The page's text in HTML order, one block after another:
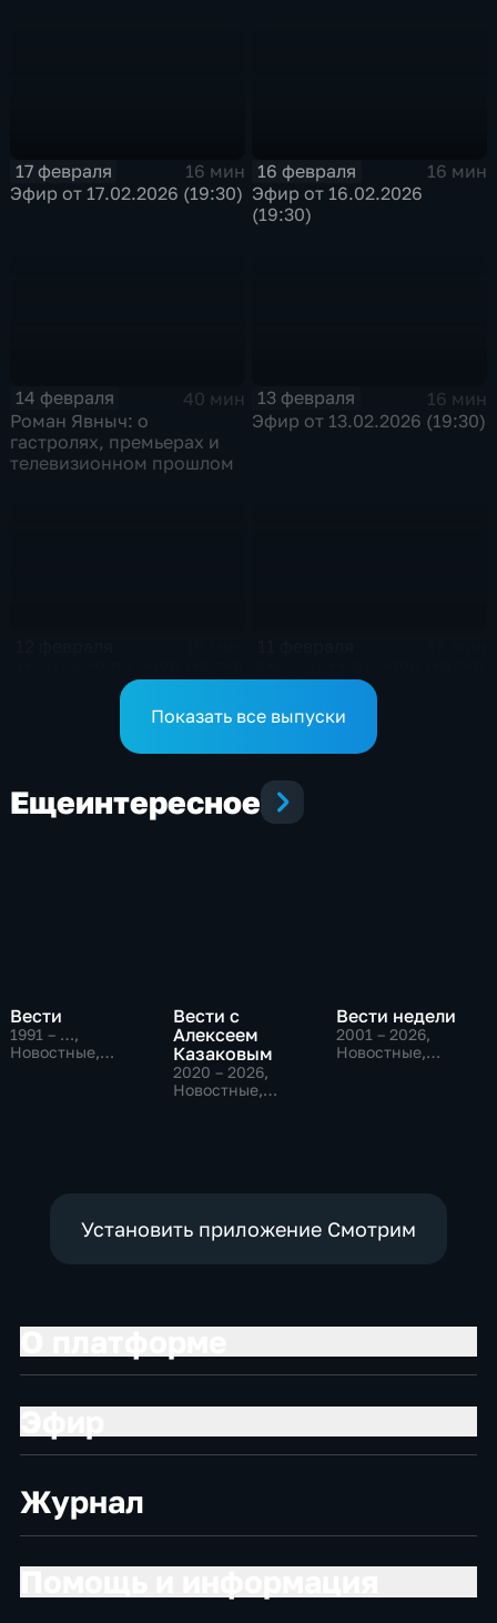
17 февраля
16 мин
Эфир от 17.02.2026 (19:30)
16 февраля
16 мин
Эфир от 16.02.2026
(19:30)
14 февраля
40 мин
Роман Явныч: о
гастролях, премьерах и
телевизионном прошлом
13 февраля
16 мин
Эфир от 13.02.2026 (19:30)
Показать все выпуски
Ещеинтересное
Вести
1991 – …,
Новостные,
Вести с
Алексеем
Казаковым
2020 – 2026,
Новостные,
Вести недели
2001 – 2026,
Новостные,
Установить приложение Смотрим
Журнал